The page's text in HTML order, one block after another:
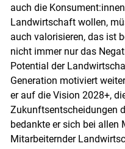
auch die
Landwirtschaft wollen,
auch valorisieren, das ist
nicht immer nur das
Potential der
Generation motiviert
er auf die Vision 2028+,
Zukunftsentscheidungen
bedankte er sich bei allen
Mitarbeiternder